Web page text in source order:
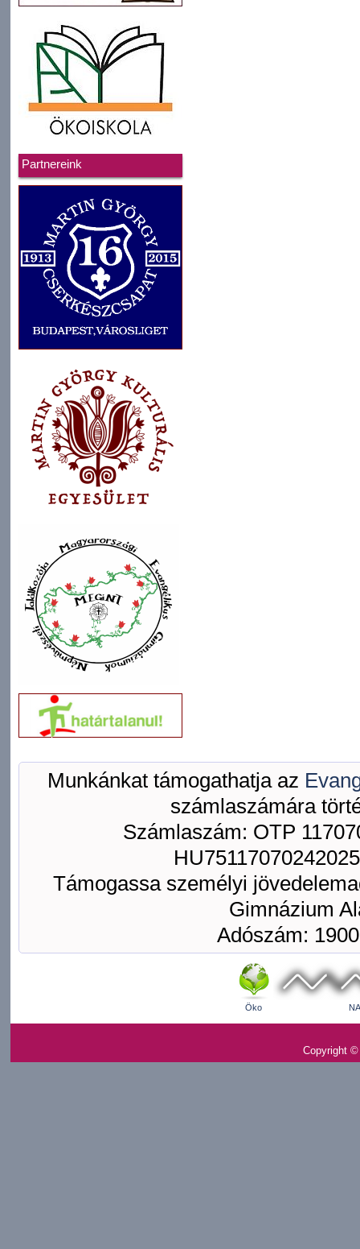
Partnereink
Munkánkat támogathatja az
számlaszámára
Számlaszám: OTP
Támogassa személyi
Gimnázium
Adószám:
Öko
Copyright